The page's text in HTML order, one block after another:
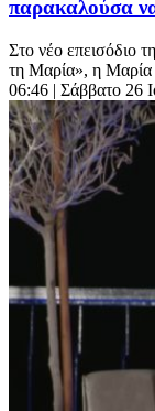
παρακαλούσα
Στο νέο επεισόδιο
τη Μαρία», η
06:46 | Σάββατο 26